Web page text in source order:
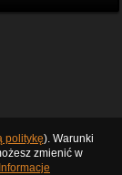
politykę). Warunki
zmienić w